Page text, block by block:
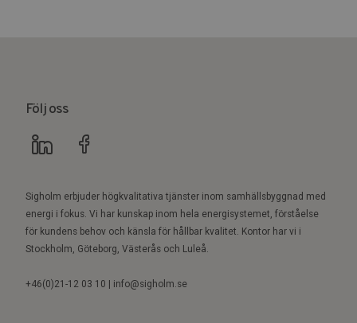
Följ oss
Sigholm erbjuder högkvalitativa tjänster inom samhällsbyggnad med
energi i fokus. Vi har kunskap inom hela energisystemet, förståelse
för kundens behov och känsla för hållbar kvalitet. Kontor har vi i
Stockholm, Göteborg, Västerås och Luleå.
+46(0)21-12 03 10 | info@sigholm.se